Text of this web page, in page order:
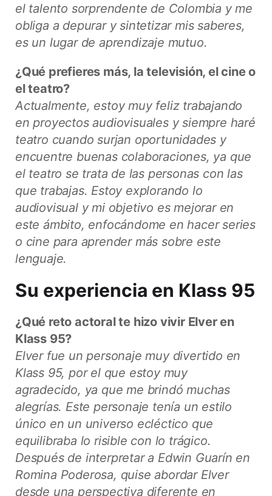
el talento sorprendente de Colombia y me
obliga a depurar y sintetizar mis saberes,
es un lugar de aprendizaje mutuo.
¿Qué prefieres más, la televisión, el cine o
el teatro?
Actualmente, estoy muy feliz trabajando
en proyectos audiovisuales y siempre haré
teatro cuando surjan oportunidades y
encuentre buenas colaboraciones, ya que
el teatro se trata de las personas con las
que trabajas. Estoy explorando lo
audiovisual y mi objetivo es mejorar en
este ámbito, enfocándome en hacer series
o cine para aprender más sobre este
lenguaje.
Su experiencia en Klass 95
¿Qué reto actoral te hizo vivir Elver en
Klass 95?
Elver fue un personaje muy divertido en
Klass 95, por el que estoy muy
agradecido, ya que me brindó muchas
alegrías. Este personaje tenía un estilo
único en un universo ecléctico que
equilibraba lo risible con lo trágico.
Después de interpretar a Edwin Guarín en
Romina Poderosa, quise abordar Elver
desde una perspectiva diferente en